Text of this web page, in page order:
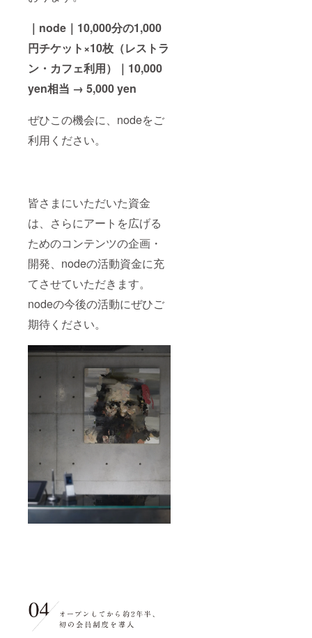
｜node｜10,000分の1,000
円チケット×10枚（レストラ
ン・カフェ利用）｜ 10,000
yen相当 → 5,000 yen
ぜひこの機会に、nodeをご
利用ください。
皆さまにいただいた資金
は、さらにアートを広げる
ためのコンテンツの企画・
開発、nodeの活動資金に充
てさせていただきます。
nodeの今後の活動にぜひご
期待ください。